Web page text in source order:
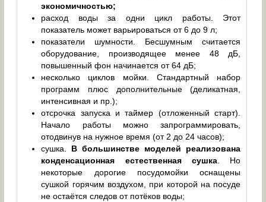
экономичностью;
расход воды за одни цикл работы. Этот
показатель может варьироваться от 6 до 9 л;
показатели шумности. Бесшумным считается
оборудование, производящее менее 48 дБ,
повышенный фон начинается от 64 дБ;
несколько циклов мойки. Стандартный набор
программ плюс дополнительные (деликатная,
интенсивная и пр.);
отсрочка запуска и таймер (отложенный старт).
Начало работы можно запрограммировать,
отодвинув на нужное время (от 2 до 24 часов);
сушка. В большинстве моделей реализована
конденсационная естественная сушка. Но
некоторые дорогие посудомойки оснащены
сушкой горячим воздухом, при которой на посуде
не остаётся следов от потёков воды;